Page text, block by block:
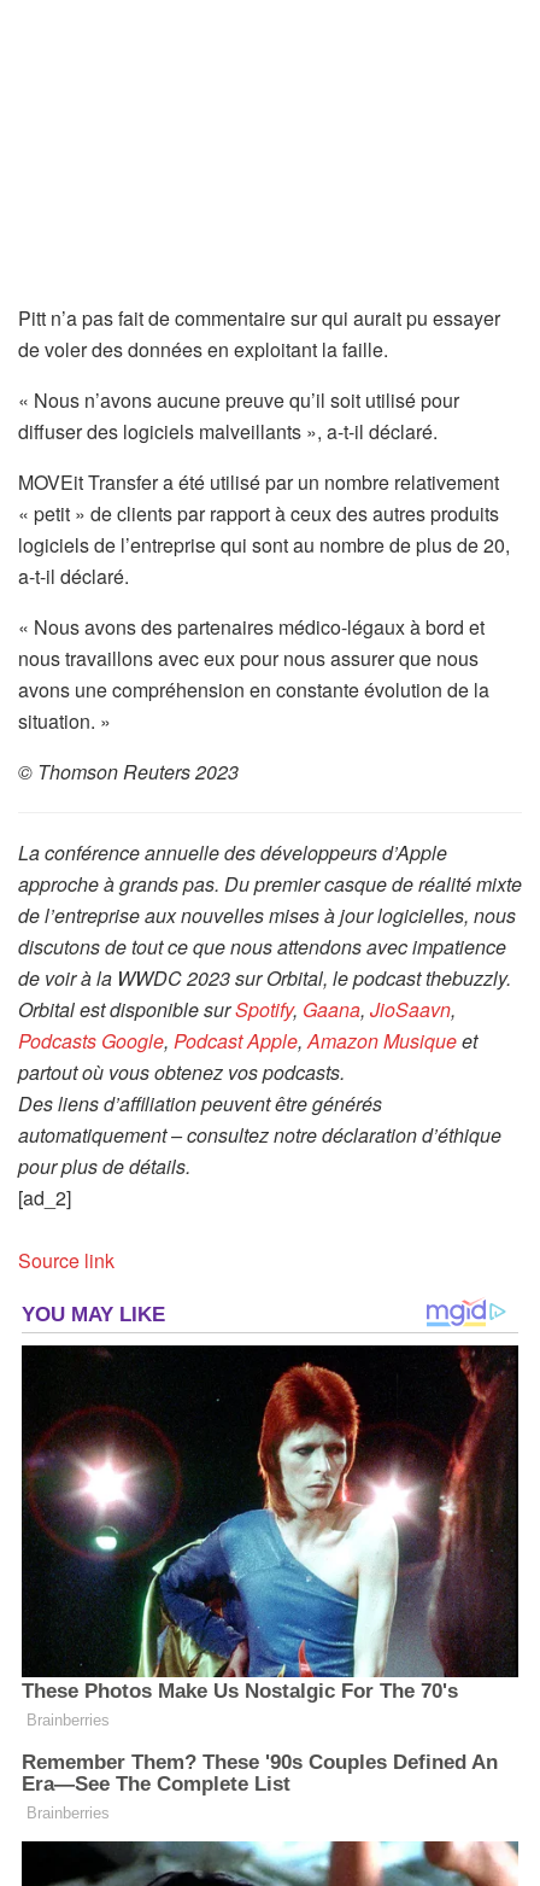
Pitt n’a pas fait de commentaire sur qui aurait pu essayer
de voler des données en exploitant la faille.
« Nous n’avons aucune preuve qu’il soit utilisé pour
diffuser des logiciels malveillants », a-t-il déclaré.
MOVEit Transfer a été utilisé par un nombre relativement
« petit » de clients par rapport à ceux des autres produits
logiciels de l’entreprise qui sont au nombre de plus de 20,
a-t-il déclaré.
« Nous avons des partenaires médico-légaux à bord et
nous travaillons avec eux pour nous assurer que nous
avons une compréhension en constante évolution de la
situation. »
© Thomson Reuters 2023
La conférence annuelle des développeurs d’Apple
approche à grands pas. Du premier casque de réalité mixte
de l’entreprise aux nouvelles mises à jour logicielles, nous
discutons de tout ce que nous attendons avec impatience
de voir à la WWDC 2023 sur Orbital, le podcast thebuzzly.
Orbital est disponible surSpotify, Gaana, JioSaavn,
Podcasts Google, Podcast Apple,Amazon Musiqueet
partout où vous obtenez vos podcasts.
Des liens d’affiliation peuvent être générés
automatiquement – consultez notre déclaration d’éthique
pour plus de détails.
[ad_2]
Source link